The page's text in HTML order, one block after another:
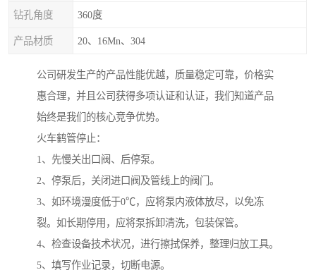
钻孔角度 360度
产品材质 20、16Mn、304
公司研发生产的产品性能优越，质量稳定可靠，价格实
惠合理，并且公司获得多项认证和认证，我们知道产品
始终是我们的核心竞争优势。
火车鹤管停止：
1、先慢关出口阀、后停泵。
2、停泵后，关闭进口阀及管线上的阀门。
3、如环境漫度低于0℃，应将泵内液体放尽，以免冻
裂。如长期停用，应将泵拆卸清洗，包装保管。
4、检查设备技术状况，进行擦拭保养，整理归放工具。
5、填写作业记录，切断电源。